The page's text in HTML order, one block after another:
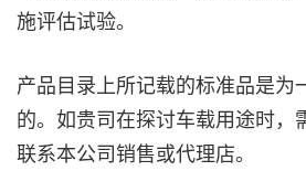
施评估试验。
产品目录上所记载的标准品是为
的。如贵司在探讨车载用途时，
联系本公司销售或代理店。